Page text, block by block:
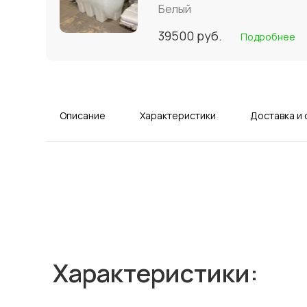
Белый
39500 руб. Подробнее
Описание Характеристики Доставка и
Характеристики: